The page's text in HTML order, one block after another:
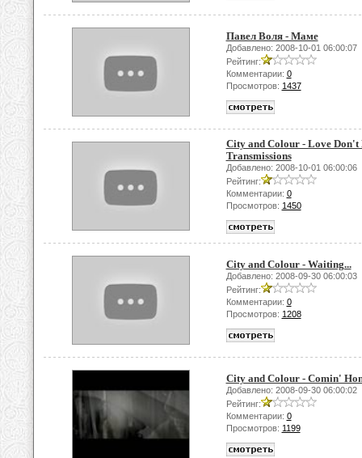
Павел Воля - Маме
Добавлено: 2008-10-01 06:00:07
Рейтинг:
Комментарии: 0
Просмотров: 1437
City and Colour - Love
Transmissions
Добавлено: 2008-10-01 06:00:06
Рейтинг:
Комментарии: 0
Просмотров: 1450
City and Colour - Waiting...
Добавлено: 2008-09-30 06:00:03
Рейтинг:
Комментарии: 0
Просмотров: 1208
City and Colour - Comin'
Добавлено: 2008-09-30 06:00:02
Рейтинг:
Комментарии: 0
Просмотров: 1199